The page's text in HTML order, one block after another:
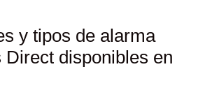
y tipos de alarma
Direct disponibles en